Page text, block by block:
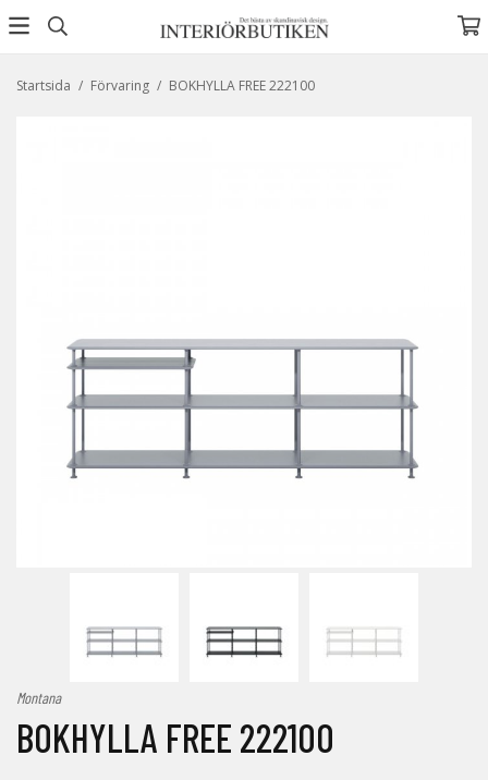
Startsida / Förvaring / BOKHYLLA FREE 222100
Montana
BOKHYLLA FREE 222100